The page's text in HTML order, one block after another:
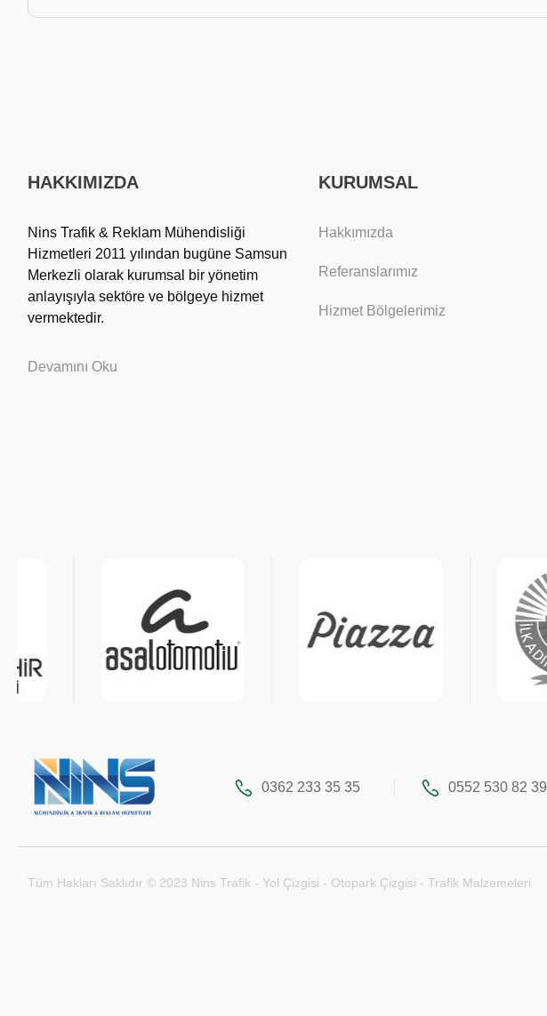
HAKKIMIZDA
Nins Trafik & Reklam Mühendisliği
Hizmetleri 2011 yılından bugüne Samsun
Merkezli olarak kurumsal bir yönetim
anlayışıyla sektöre ve bölgeye hizmet
vermektedir.
Devamını Oku
KURUMSAL
Hakkımızda
Referanslarımız
Hizmet Bölgelerimiz
0362 233 35 35 0552 530 82 39
Tüm Hakları Saklıdır © 2023 Nins Trafik - Yol Çizgisi - Otopark Çizgisi - Trafik Malzemeleri